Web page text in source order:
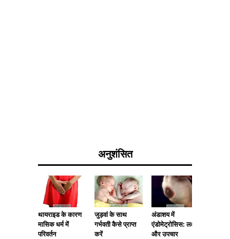
अनुशंसित
थायराइड के कारण
मासिक धर्म में
परिवर्तन
जुड़वां के साथ
गर्भवती कैसे प्राप्त
करें
अंडाशय में
एंडोमेट्रोसिस: लक्षण
और उपचार